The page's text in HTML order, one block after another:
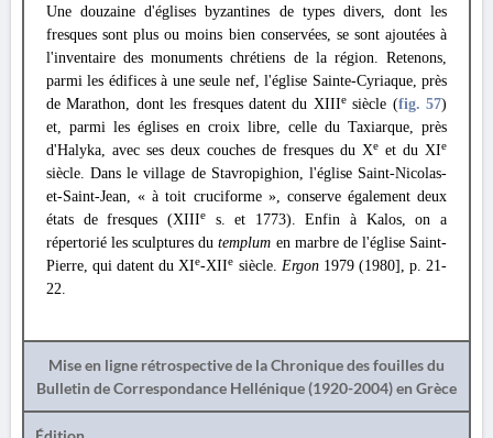
Une douzaine d'églises byzantines de types divers, dont les
fresques sont plus ou moins bien conservées, se sont ajoutées à
l'inventaire des monuments chrétiens de la région. Retenons,
parmi les édifices à une seule nef, l'église Sainte-Cyriaque, près
de Marathon, dont les fresques datent du XIIIesiècle (fig. 57)
et, parmi les églises en croix libre, celle du Taxiarque, près
d'Halyka, avec ses deux couches de fresques du Xe et du XIe
siècle. Dans le village de Stavropighion, l'église Saint-Nicolas-
et-Saint-Jean, « à toit cruciforme », conserve également deux
états de fresques (XIIIes. et 1773). Enfin à Kalos, on a
répertorié les sculptures dutemplum en marbre de l'église Saint-
Pierre, qui datent du XIe-XIIe siècle. Ergon 1979 (1980], p. 21-
22.
Mise en ligne rétrospective de la Chronique des fouilles du
Bulletin de Correspondance Hellénique (1920-2004) en Grèce